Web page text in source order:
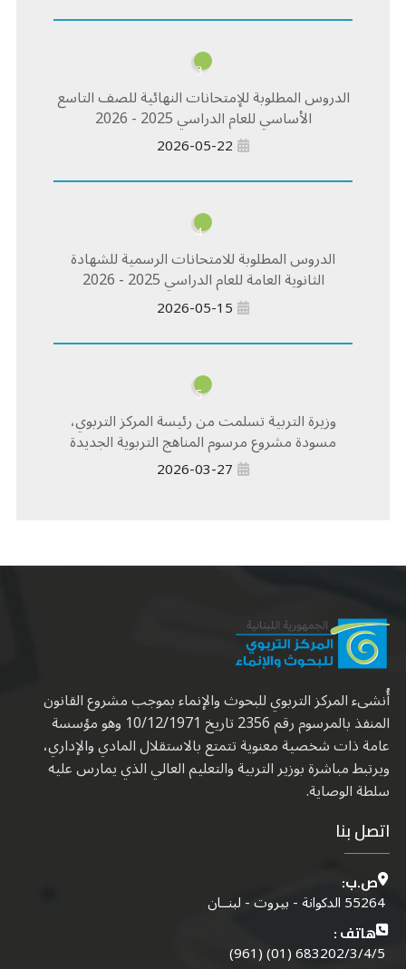
3
الدروس المطلوبة للإمتحانات النهائية للصف التاسع
الأساسي للعام الدراسي 2025 - 2026
2026-05-22
4
الدروس المطلوبة للامتحانات الرسمية للشهادة
الثانوية العامة للعام الدراسي 2025 - 2026
2026-05-15
5
وزيرة التربية تسلمت من رئيسة المركز التربوي،
مسودة مشروع مرسوم المناهج التربوية الجديدة
2026-03-27
أُنشىء المركز التربوي للبحوث والإنماء بموجب مشروع القانون
المنفذ بالمرسوم رقم 2356 تاريخ 10/12/1971 وهو مؤسسة
عامة ذات شخصية معنوية تتمتع بالاستقلال المادي والإداري،
ويرتبط مباشرة بوزير التربية والتعليم العالي الذي يمارس عليه
سلطة الوصاية.
اتصل بنا
ص.ب:
55264 الدكوانة - بيروت - لبنــان
هاتف :
683202/3/4/5 (01) (961)